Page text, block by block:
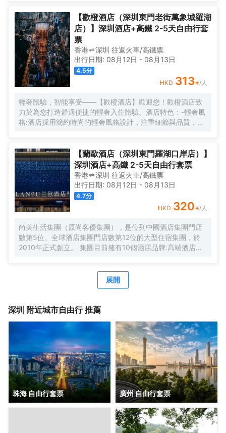
【歡橙酒店（深圳東門老街萬象城羅湖
店）】深圳酒店+高鐵 2-5天自由行套
票
香港 深圳 往返火車/高鐵票
出行日期: 08月12日 - 08月13日
4.5分
HKD 313+/人
輕奢體驗，智能享受——【歡橙酒店】歡迎您！歡橙酒店致
力於為您打造舒適便捷的輕奢入住體驗。酒店特色：-輕奢風
格:酒店採用簡約時尚的輕奢風格設計，注重細節與品質，為
技帶來的便捷。-舒適享受:24小時熱水即開即熱，無需等
待，為您洗去一身疲憊。-影音娛樂:部分房間配備高清投影
儀，打造私人影院，享受震撼視聽盛宴。-貼心服務:酒店設有
洗衣房，並提供烘乾服務，解決您的洗衣煩惱，讓旅途更加
輕鬆自在。歡橙酒店是您商務出行、休閒度假的理想之選。
期待您的光臨！温馨提示，圖片僅供參考，無法涵蓋所有房
型，詳細的實物照片請諮詢酒店。
【蘭歐酒店（深圳東門羅湖口岸店）】
深圳酒店+高鐵 2-5天自由行套票
香港 深圳 往返火車/高鐵票
出行日期: 08月12日 - 08月13日
4.7分
HKD 320+/人
尚美生活集團（原尚客優集團），是位列中國酒店集團門店
數第5位、全球酒店集團門店數第12位的大型住宿集團，於
2010年正式創立。 集團目前擁有10個酒店品牌:高端酒店品
牌花美時、公寓品牌LIPPO公社。尚美生活旗下酒店超過
3500家（含在營店和籌建店），現已覆蓋全國31個省293座
團，尚美生活憑藉創新的商業模式、強大的品牌優勢和專業
創、共享大住宿共同體。未來，集團將不斷探索住宿業與互
聯網的結合、與新生活方式的結合，致力於成為全球領先的
生活服務連鎖平台，引領新尚美好生活。
展開
深圳 附近城市自由行 推薦
珠海 自由行套票 廣州 自由行套票